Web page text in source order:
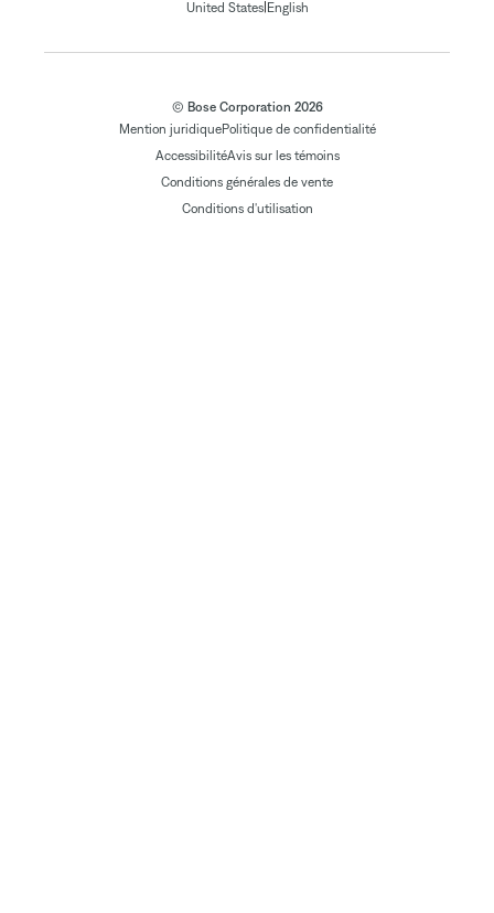
United States| English
© Bose Corporation 2026
Mention juridiquePolitique de confidentialité
AccessibilitéAvis sur les témoins
Conditions générales de vente
Conditions d'utilisation